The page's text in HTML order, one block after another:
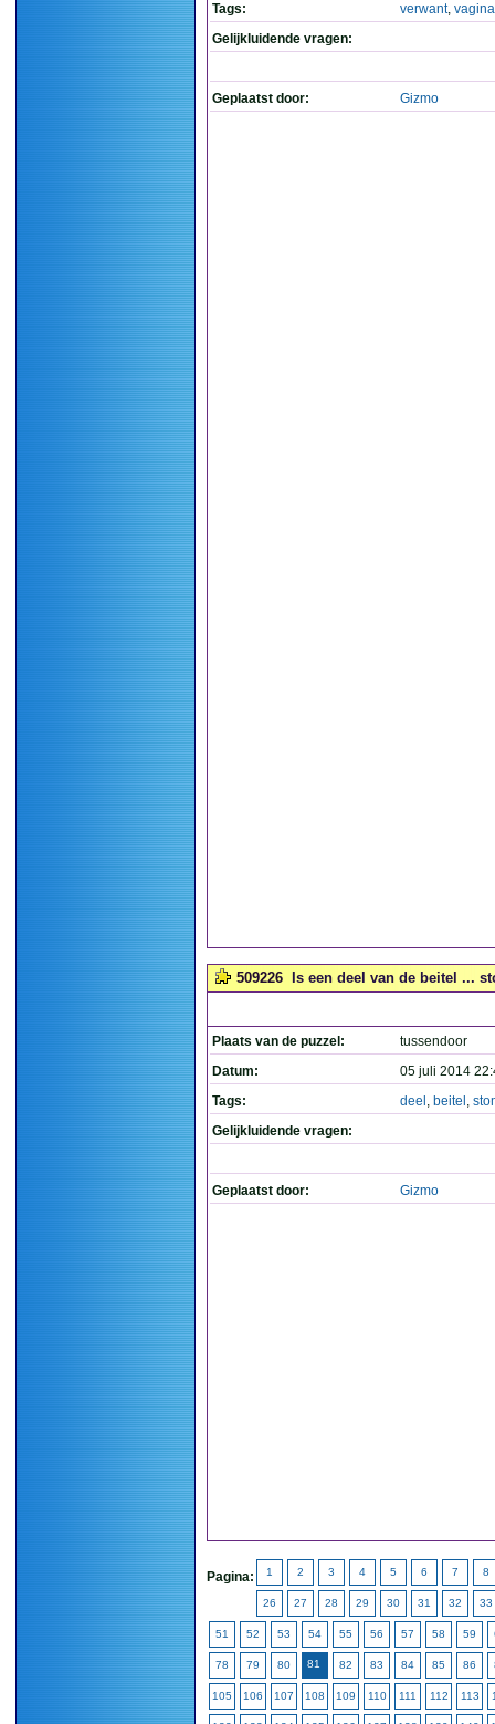
Tags:
verwant,
Gelijkluidende vragen:
Geplaatst door: Gizmo
509226 Is een deel van de beitel ...
Plaats van de puzzel:
tussendoor
Datum:
05 juli 2014
Tags:
deel , beitel ,
Gelijkluidende vragen:
Geplaatst door: Gizmo
Pagina: 1 2 3 4 5 6 7 8
26 27 28 29 30 31 32 33
51 52 53 54 55 56 57 58 59
78 79 80 81 82 83 84 85 86
105 106 107 108 109 110 111 112 113